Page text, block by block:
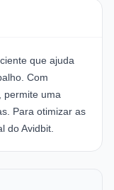
que ajuda
Com
permite uma
Para otimizar as
do Avidbit.